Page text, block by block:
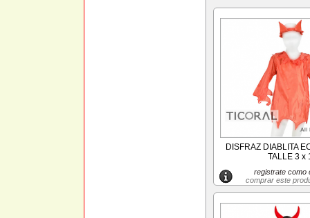
DISFRAZ DIABLITA
TALLE 3 x
registrate como
comprar este